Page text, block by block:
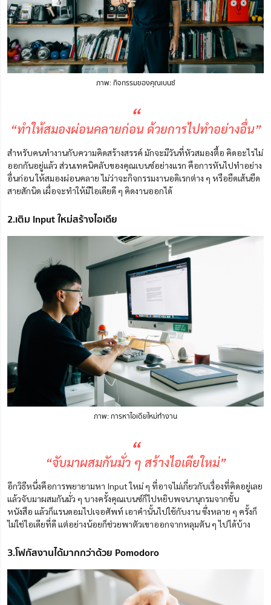
ภาพ: กิจกรรมของคุณเบนซ์
“
“ทำให้สมองผ่อนคลายก่อน ด้วยการไปทำอย่างอื่น”
สำหรับคนทำงานกับความคิดสร้างสรรค์ มักจะมีวันที่หัวสมองตื้อ คิดอะไรไม่
ออกกันอยู่แล้ว ส่วนเทคนิคลับของคุณเบนซ์อย่างแรก คือการหันไปทำอย่าง
อื่นก่อน ให้สมองผ่อนคลาย ไม่ว่าจะกิจกรรมงานอดิเรกต่าง ๆ หรือยืดเส้นยืด
สายสักนิด เผื่อจะทำให้มีไอเดียดี ๆ คิดงานออกได้
2.เติม Input ใหม่สร้างไอเดีย
ภาพ: การหาไอเดียใหม่ทำงาน
“
“จับมาผสมกันมั่ว ๆ สร้างไอเดียใหม่”
อีกวิธีหนึ่งคือการพยายามหา Input ใหม่ ๆ ที่อาจไม่เกี่ยวกับเรื่องที่คิดอยู่เลย
แล้วจับมาผสมกันมั่ว ๆ บางครั้งคุณเบนซ์ก็ไปหยิบพจนานุกรมจากชั้น
หนังสือ แล้วก็แรนดอมไปเจอศัพท์ เอาคำนั้นไปใช้กับงาน ซึ่งหลาย ๆ ครั้งก็
ไม่ใช่ไอเดียที่ดี แต่อย่างน้อยก็ช่วยพาตัวเขาออกจากหลุมตัน ๆ ไปได้บ้าง
3.โฟกัสงานได้มากกว่าด้วย Pomodoro